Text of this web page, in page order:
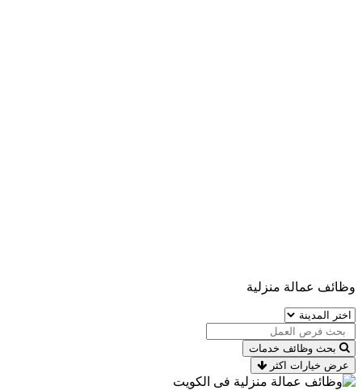
وظائف عمالة منزلية
بحث وظائف خدمات
عرض خيارات اكثر